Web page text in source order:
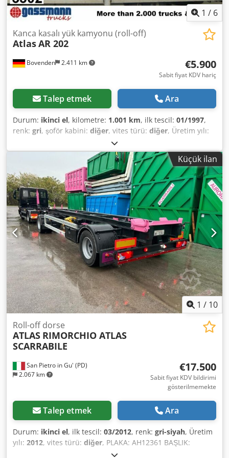
1 / 6
Bovenden 2.411 km
Kanca kasalı yük kamyonu (roll-off)
AtlasAR 202
€5.900
Sabit fiyat KDV hariç
Talep etmek Ara
Durum: ikinci el, kilometre: 1.001 km, ilk tescil: 01/1997,
renk: gri, şoför kabini: diğer, vites türü: diğer, Üretim yılı:
, Vehicle location: Bovenden, rear supports, hydraulic
cross locking Dcjdpfei Rqrwjx Aklsk Body: superstructure
length 6,350 mm, for containers up to 7 m, approx. 1,700
operating hours, equipped with DIN articulated hook lock
and additional hydraulic cross locking, ACCESSORY
DETAILS WITHOUT GUARANTEE, subject to change, prior
sale and errors excepted!
Küçük ilan
1 / 10
San Pietro in Gu' (PD)
2.067 km
Roll-off dorse
ATLAS RIMORCHIO ATLAS
SCARRABILE
€17.500
Sabit fiyat KDV bildirimi
gösterilmemekte
Talep etmek Ara
Durum: ikinci el, ilk tescil: 03/2012, renk: gri-siyah, Üretim
yılı: 2012, vites türü: diğer, PLAKA: AH12361 BAŞLIK:
PNEUMATİK LASTİKLİ, KUMLAMA YAPILMIŞ VE YENİDEN